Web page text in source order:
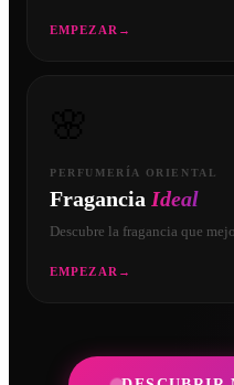
EMPEZAR →
PERFUMERÍA ORIENTAL
Fragancia Ideal
Descubre la fragancia que
EMPEZAR →